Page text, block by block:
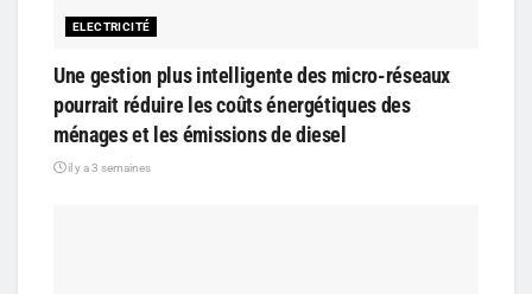
ELECTRICITÉ
Une gestion plus intelligente des micro-réseaux
pourrait réduire les coûts énergétiques des
ménages et les émissions de diesel
il y a 3 semaines